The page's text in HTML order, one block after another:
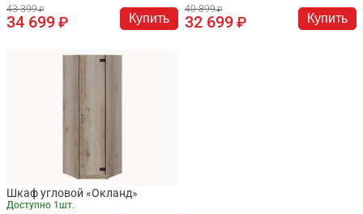
43 399
34 699 Купить
40 899
32 699 Купить
Шкаф угловой «Окланд»
Доступно 1шт.